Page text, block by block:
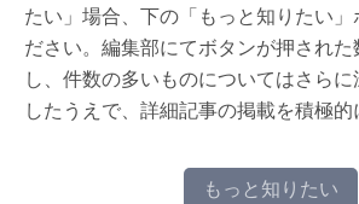
たい」場合、下の「もっと知りたい」
ださい。編集部にてボタンが押された
し、件数の多いものについてはさら
したうえで、詳細記事の掲載を積極的
もっと知りたい